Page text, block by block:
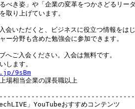
べき姿」や「企業の変革をつかさどるリー
取り上げています。
いただくと、ビジネスに役立つ情報をは
ー分野も含めた勉強会に参加できます。
ご入会ください。入会は無料です。
9sBm
場相当企業の課長職以上
」YouTubeおすすめコンテンツ